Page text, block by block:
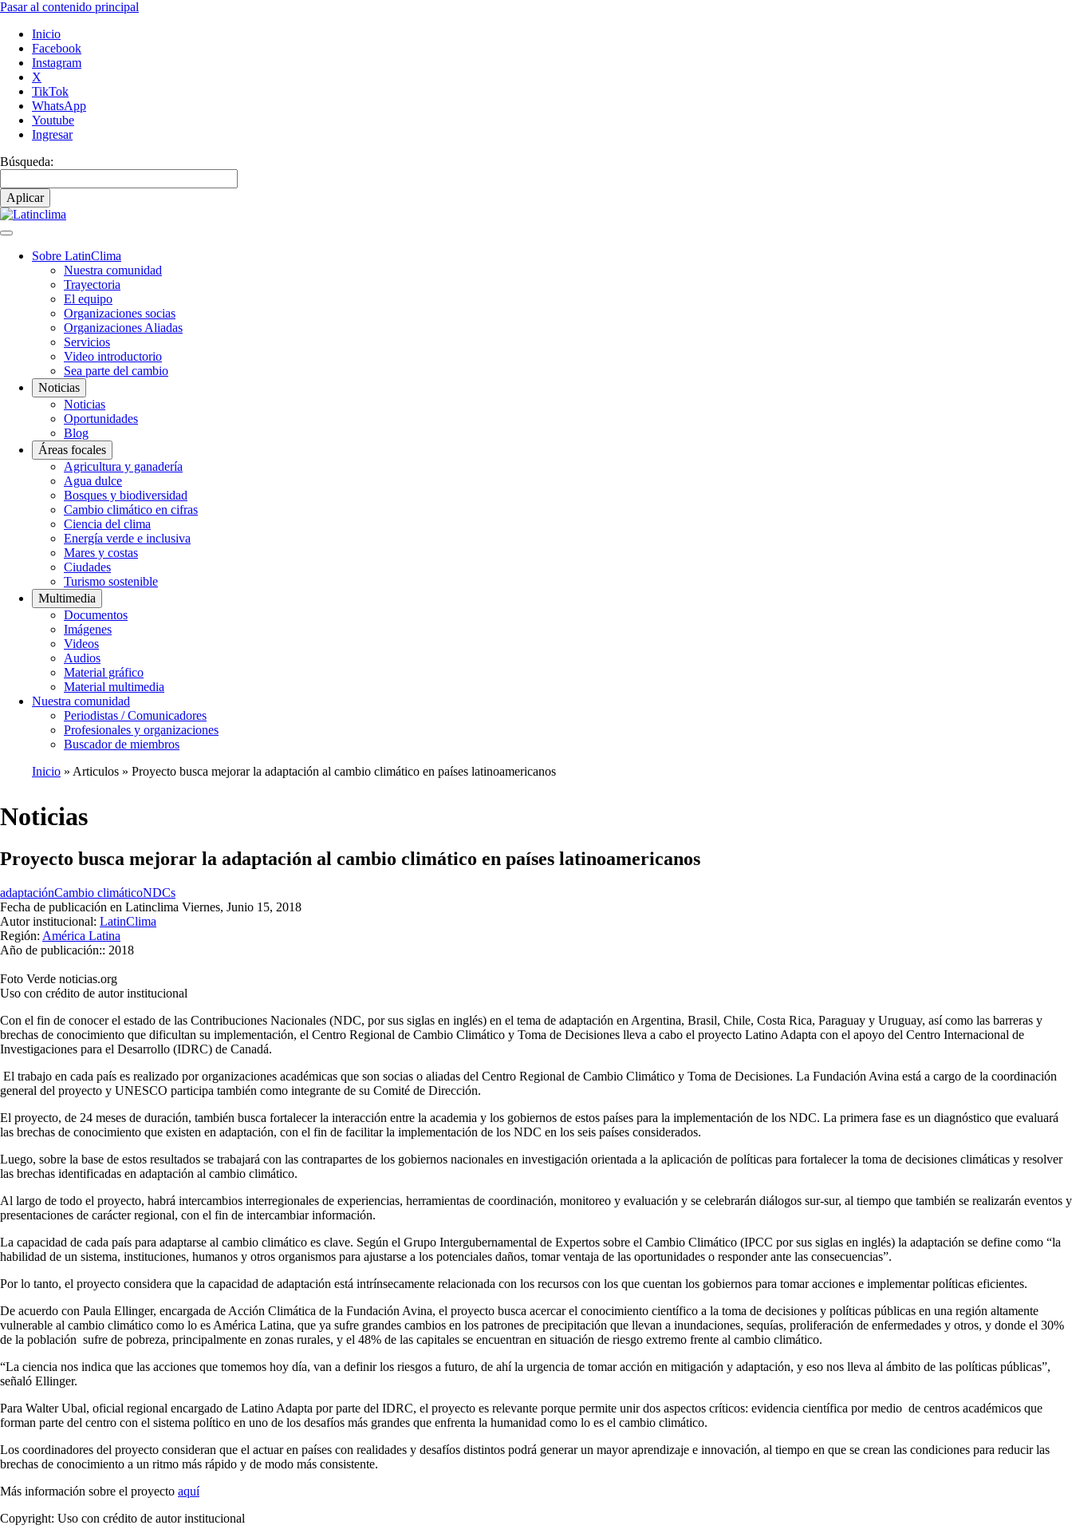
Pasar al contenido principal
Inicio
Facebook
Instagram
X
TikTok
WhatsApp
Youtube
Ingresar
Búsqueda:
Navegación
Sobre LatinClima
Nuestra comunidad
Trayectoria
El equipo
Organizaciones socias
Organizaciones Aliadas
Servicios
Video introductorio
Sea parte del cambio
Noticias
Noticias
Oportunidades
Blog
Áreas focales
Agricultura y ganadería
Agua dulce
Bosques y biodiversidad
Cambio climático en cifras
Ciencia del clima
Energía verde e inclusiva
Mares y costas
Ciudades
Turismo sostenible
Multimedia
Documentos
Imágenes
Videos
Audios
Material gráfico
Material multimedia
Nuestra comunidad
Periodistas / Comunicadores
Profesionales y organizaciones
Buscador de miembros
de
Inicio Articulos Proyecto busca mejorar la adaptación al cambio climático en países latinoamericanos
Noticias
Proyecto busca mejorar la adaptación al cambio climático en países latinoamericanos
adaptaciónCambio climáticoNDCs
Fecha de publicación en Latinclima Viernes, Junio 15, 2018
Autor institucional: LatinClima
Región: América Latina
Año de publicación:: 2018
Foto Verde noticias.org
Uso con crédito de autor institucional
Con el fin de conocer el estado de las Contribuciones Nacionales (NDC, por sus siglas en inglés) en el tema de adaptación en Argentina, Brasil, Chile, Costa Rica, Paraguay y Uruguay, así como las barreras y
brechas de conocimiento que dificultan su implementación, el Centro Regional de Cambio Climático y Toma de Decisiones lleva a cabo el proyecto Latino Adapta con el apoyo del Centro Internacional de
Investigaciones para el Desarrollo (IDRC) de Canadá.
El trabajo en cada país es realizado por organizaciones académicas que son socias o aliadas del Centro Regional de Cambio Climático y Toma de Decisiones. La Fundación Avina está a cargo de la coordinación
general del proyecto y UNESCO participa también como integrante de su Comité de Dirección.
El proyecto, de 24 meses de duración, también busca fortalecer la interacción entre la academia y los gobiernos de estos países para la implementación de los NDC. La primera fase es un diagnóstico que evaluará
las brechas de conocimiento que existen en adaptación, con el fin de facilitar la implementación de los NDC en los seis países considerados.
Luego, sobre la base de estos resultados se trabajará con las contrapartes de los gobiernos nacionales en investigación orientada a la aplicación de políticas para fortalecer la toma de decisiones climáticas y resolver
las brechas identificadas en adaptación al cambio climático.
Al largo de todo el proyecto, habrá intercambios interregionales de experiencias, herramientas de coordinación, monitoreo y evaluación y se celebrarán diálogos sur-sur, al tiempo que también se realizarán eventos y
presentaciones de carácter regional, con el fin de intercambiar información.
La capacidad de cada país para adaptarse al cambio climático es clave. Según el Grupo Intergubernamental de Expertos sobre el Cambio Climático (IPCC por sus siglas en inglés) la adaptación se define como “la
habilidad de un sistema, instituciones, humanos y otros organismos para ajustarse a los potenciales daños, tomar ventaja de las oportunidades o responder ante las consecuencias”.
Por lo tanto, el proyecto considera que la capacidad de adaptación está intrínsecamente relacionada con los recursos con los que cuentan los gobiernos para tomar acciones e implementar políticas eficientes.
De acuerdo con Paula Ellinger, encargada de Acción Climática de la Fundación Avina, el proyecto busca acercar el conocimiento científico a la toma de decisiones y políticas públicas en una región altamente
vulnerable al cambio climático como lo es América Latina, que ya sufre grandes cambios en los patrones de precipitación que llevan a inundaciones, sequías, proliferación de enfermedades y otros, y donde el 30%
de la población sufre de pobreza, principalmente en zonas rurales, y el 48% de las capitales se encuentran en situación de riesgo extremo frente al cambio climático.
“La ciencia nos indica que las acciones que tomemos hoy día, van a definir los riesgos a futuro, de ahí la urgencia de tomar acción en mitigación y adaptación, y eso nos lleva al ámbito de las políticas públicas”,
señaló Ellinger.
Para Walter Ubal, oficial regional encargado de Latino Adapta por parte del IDRC, el proyecto es relevante porque permite unir dos aspectos críticos: evidencia científica por medio de centros académicos que
forman parte del centro con el sistema político en uno de los desafíos más grandes que enfrenta la humanidad como lo es el cambio climático.
Los coordinadores del proyecto consideran que el actuar en países con realidades y desafíos distintos podrá generar un mayor aprendizaje e innovación, al tiempo en que se crean las condiciones para reducir las
brechas de conocimiento a un ritmo más rápido y de modo más consistente.
Más información sobre el proyecto aquí
Copyright: Uso con crédito de autor institucional